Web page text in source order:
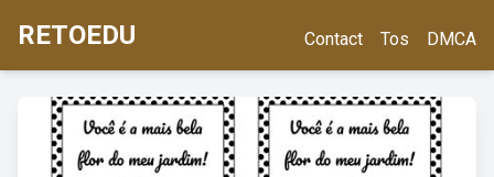
RETOEDU Contact Tos DMCA